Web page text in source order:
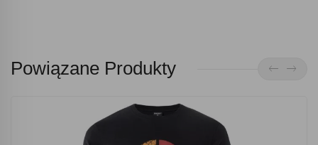
Powiązane Produkty